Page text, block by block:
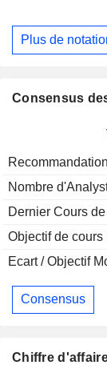
Plus de
Consensus
Nombre
Dernier Cours
Objectif de cours
Ecart / Objectif
Consensus
Chiffre